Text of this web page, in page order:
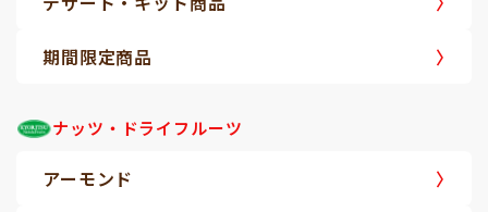
期間限定商品
ナッツ・ドライフルーツ
アーモンド